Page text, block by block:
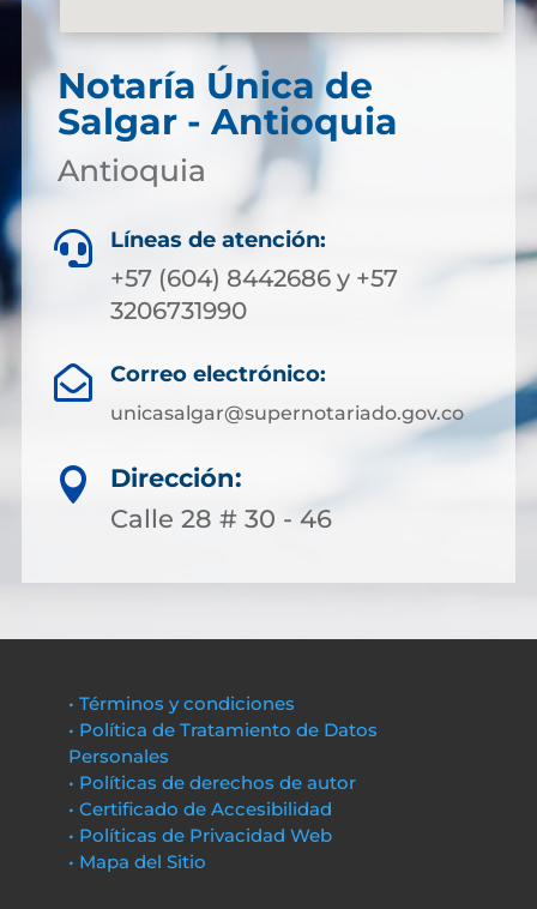
Notaría Única de
Salgar - Antioquia
Antioquia
 Líneas de atención:
+57 (604) 8442686 y +57
3206731990
 Correo electrónico:
unicasalgar@supernotariado.gov.co

Dirección:
Calle 28 # 30 - 46
• Términos y condiciones
• Política de Tratamiento de Datos
Personales
• Políticas de derechos de autor
• Certificado de Accesibilidad
• Políticas de Privacidad Web
• Mapa del Sitio